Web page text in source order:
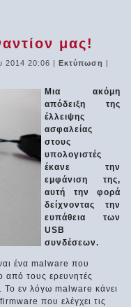
μας!
2014 20:06 |Εκτύπωση |
Μια ακόμη
απόδειξη της
έλλειψης
ασφαλείας
στους
υπολογιστές
έκανε την
εμφάνιση της,
αυτή την φορά
δείχνοντας την
ευπάθεια των
USB
συνδέσεων.
ένα malware που
από τους ερευνητές
εν λόγω malware κάνει
που ελέγχει τις